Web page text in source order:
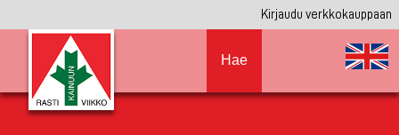
Kirjaudu verkkokauppaan
Hae